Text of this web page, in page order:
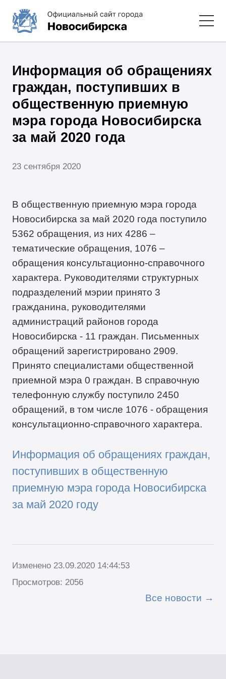
Информация об обращениях
граждан, поступивших в
общественную приемную
мэра города Новосибирска
за май 2020 года
23 сентября 2020
В общественную приемную мэра города
Новосибирска за май 2020 года поступило
5362 обращения, из них 4286 –
тематические обращения, 1076 –
обращения консультационно-справочного
характера. Руководителями структурных
подразделений мэрии принято 3
гражданина, руководителями
администраций районов города
Новосибирска - 11 граждан. Письменных
обращений зарегистрировано 2909.
Принято специалистами общественной
приемной мэра 0 граждан. В справочную
телефонную службу поступило 2450
обращений, в том числе 1076 - обращения
консультационно-справочного характера.
Информация об обращениях граждан,
поступивших в общественную
приемную мэра города Новосибирска
за май 2020 году
Изменено 23.09.2020 14:44:53
Просмотров: 2056
Все новости